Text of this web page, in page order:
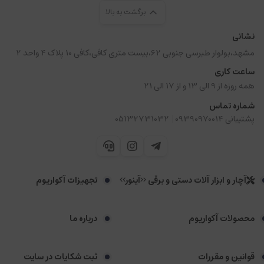
برگشت به بالا
نشانی
مشهد،بولوار طبرسی جنوبی 62،بیست متری کافی،کافی 10 پلاک 4 واحد 2
ساعت کاری
همه روزه از 9 الی 13 و از 17 الی 21
شماره تماس
پشتیبانی 09390970014
05132731032
آچار و ابزار آلات دستی و برقی <<آینور>> تجهیزات آکواریوم
محصولات آکواریوم درباره ما
قوانین و مقررات ثبت شکایات در سایت